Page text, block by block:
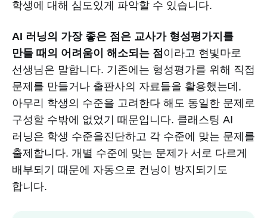
학생에 대해 심도있게 파악할 수 있습니다.
AI 러닝의 가장 좋은 점은 교사가 형성평가지를
만들 때의 어려움이 해소되는 점 이라고 현빛마로
선생님은 말합니다. 기존에는 형성평가를 위해 직접
문제를 만들거나 출판사의 자료들을 활용했는데,
아무리 학생의 수준을 고려한다 해도 동일한 문제로
구성할 수밖에 없었기 때문입니다. 클래스팅 AI
러닝은 학생 수준을진단하고 각 수준에 맞는 문제를
출제합니다. 개별 수준에 맞는 문제가 서로 다르게
배부되기 때문에 자동으로 컨닝이 방지되기도
합니다.